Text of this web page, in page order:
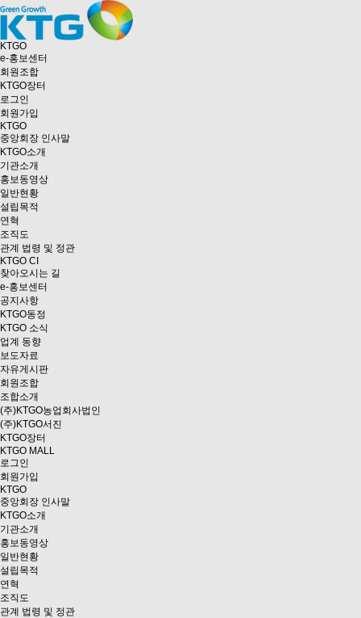
KTGO
e-홍보센터
회원조합
KTGO장터
로그인
회원가입
KTGO
중앙회장 인사말
KTGO소개
기관소개
홍보동영상
일반현황
설립목적
연혁
조직도
관계 법령 및 정관
KTGO CI
찾아오시는 길
e-홍보센터
공지사항
KTGO동정
KTGO 소식
업계 동향
보도자료
자유게시판
회원조합
조합소개
(주)KTGO농업회사법인
(주)KTGO서진
KTGO장터
KTGO MALL
로그인
회원가입
KTGO
중앙회장 인사말
KTGO소개
기관소개
홍보동영상
일반현황
설립목적
연혁
조직도
관계 법령 및 정관